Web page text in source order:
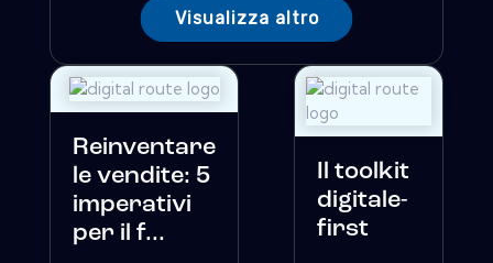
Visualizza altro
Reinventare
le vendite: 5
imperativi
per il f...
Il toolkit
digitale-
first